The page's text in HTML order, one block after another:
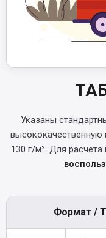
Указаны
высококачественную
130 г/м². Для
Формат /